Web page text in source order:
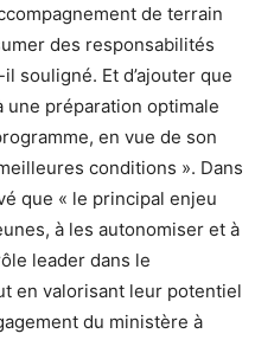
de terrain
des responsabilités
souligné. Et d’ajouter que
une préparation optimale
en vue de son
conditions ». Dans
que « le principal enjeu
à les autonomiser et à
leader dans le
en valorisant leur potentiel
du ministère à